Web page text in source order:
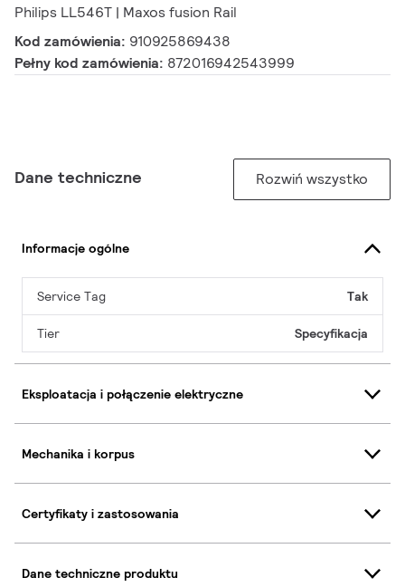
Philips LL546T | Maxos fusion Rail
Kod zamówienia: 910925869438
Pełny kod zamówienia: 872016942543999
Dane techniczne Rozwiń wszystko
Informacje ogólne
Service Tag Tak
Tier Specyfikacja
Eksploatacja i połączenie elektryczne
Mechanika i korpus
Certyfikaty i zastosowania
Dane techniczne produktu